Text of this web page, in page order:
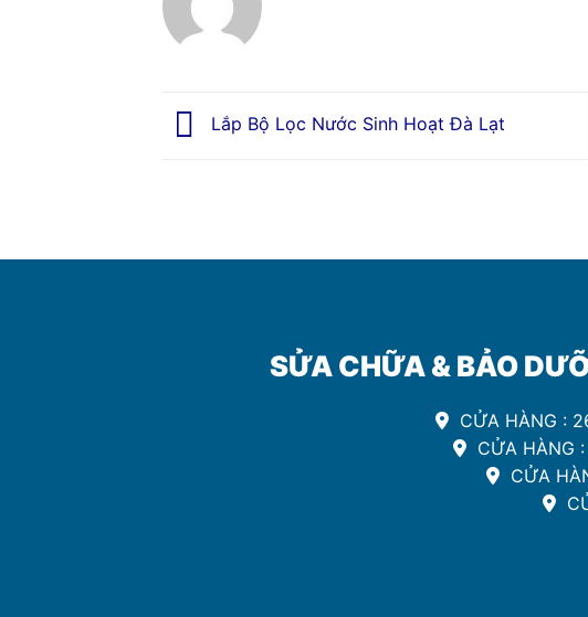
Lắp Bộ Lọc Nước Sinh Hoạt Đà Lạt
SỬA CHỮA & BẢO
CỬA HÀNG :
CỬA HÀNG
CỬA